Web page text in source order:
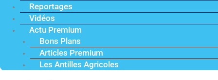
Reportages
Vidéos
Actu Premium
Bons Plans
Articles Premium
Les Antilles Agricoles